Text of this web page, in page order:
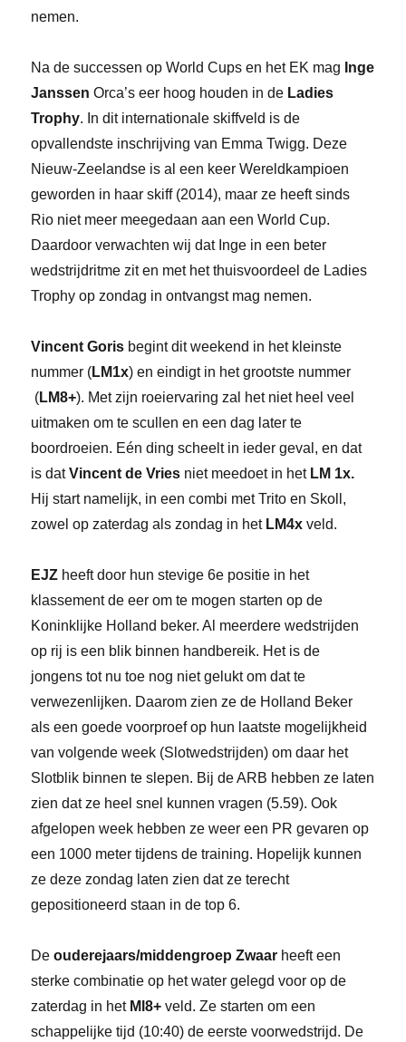
nemen.
Na de successen op World Cups en het EK mag Inge
Janssen Orca’s eer hoog houden in de Ladies
Trophy. In dit internationale skiffveld is de
opvallendste inschrijving van Emma Twigg. Deze
Nieuw-Zeelandse is al een keer Wereldkampioen
geworden in haar skiff (2014), maar ze heeft sinds
Rio niet meer meegedaan aan een World Cup.
Daardoor verwachten wij dat Inge in een beter
wedstrijdritme zit en met het thuisvoordeel de Ladies
Trophy op zondag in ontvangst mag nemen.
Vincent Goris begint dit weekend in het kleinste
nummer (LM1x) en eindigt in het grootste nummer
(LM8+). Met zijn roeiervaring zal het niet heel veel
uitmaken om te scullen en een dag later te
boordroeien. Eén ding scheelt in ieder geval, en dat
is datVincent de Vries niet meedoet in het LM 1x.
Hij start namelijk, in een combi met Trito en Skoll,
zowel op zaterdag als zondag in het LM4xveld.
EJZ heeft door hun stevige 6e positie in het
klassement de eer om te mogen starten op de
Koninklijke Holland beker. Al meerdere wedstrijden
op rij is een blik binnen handbereik. Het is de
jongens tot nu toe nog niet gelukt om dat te
verwezenlijken. Daarom zien ze de Holland Beker
als een goede voorproef op hun laatste mogelijkheid
van volgende week (Slotwedstrijden) om daar het
Slotblik binnen te slepen. Bij de ARB hebben ze laten
zien dat ze heel snel kunnen vragen (5.59). Ook
afgelopen week hebben ze weer een PR gevaren op
een 1000 meter tijdens de training. Hopelijk kunnen
ze deze zondag laten zien dat ze terecht
gepositioneerd staan in de top 6.
Deouderejaars/middengroep Zwaar heeft een
sterke combinatie op het water gelegd voor op de
zaterdag in het Ml8+veld. Ze starten om een
schappelijke tijd (10:40) de eerste voorwedstrijd. De